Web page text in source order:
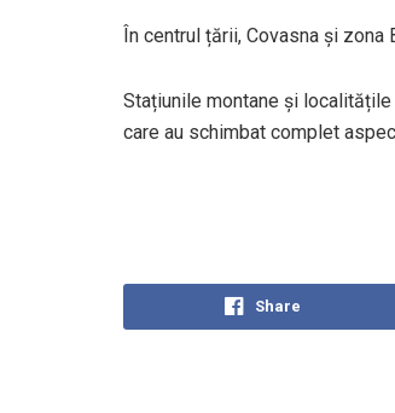
În centrul țării, Covasna și
Stațiunile montane și
care au schimbat complet
Share